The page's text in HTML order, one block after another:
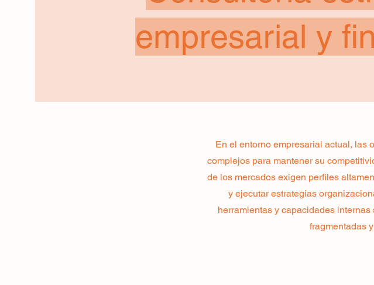
empresarial y
En el entorno empresarial actual, las
complejos para mantener su
de los mercados exigen perfiles
y ejecutar estrategias
herramientas y capacidades
fragmentadas